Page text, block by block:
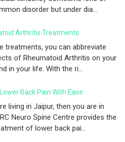
disorder but under dia...
Arthritis Treatments
treatments, you can abbreviate
of Rheumatoid Arthritis on your
in your life. With the ri...
Back Pain With Ease
living in Jaipur, then you are in
Neuro Spine Centre provides the
of lower back pai...